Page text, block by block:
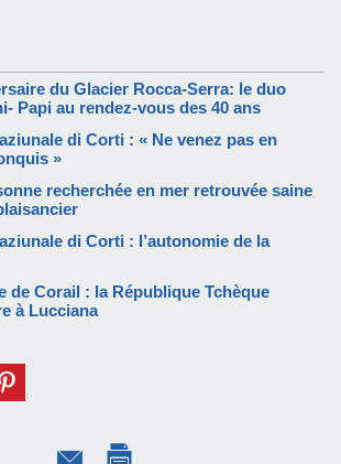
du Glacier Rocca-Serra: le duo
Papi au rendez-vous des 40 ans
di Corti : « Ne venez pas en
»
recherchée en mer retrouvée saine
di Corti : l’autonomie de la
de Corail : la République Tchèque
à Lucciana